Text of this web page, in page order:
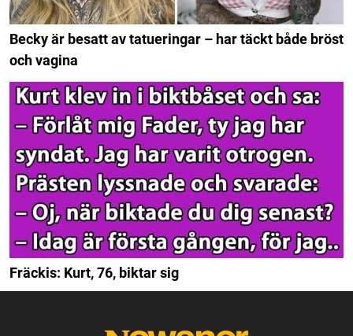
Becky är besatt av tatueringar – har täckt både bröst
och vagina
Fräckis: Kurt, 76, biktar sig